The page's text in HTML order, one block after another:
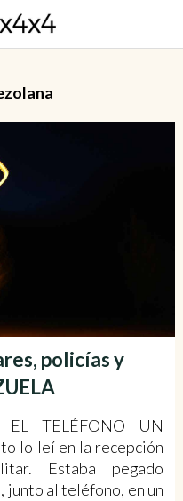
policías y
EL TELÉFONO UN
lo leí en la recepción
Estaba pegado
al teléfono, en un